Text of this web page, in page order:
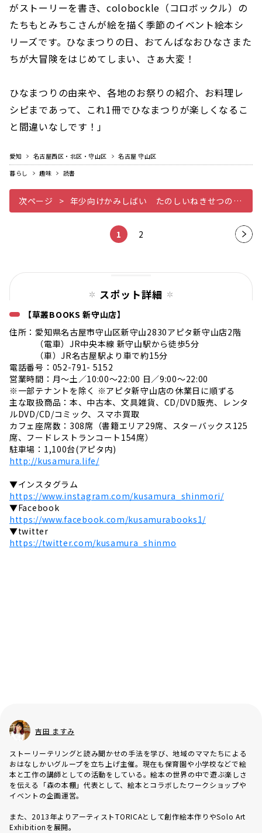
がストーリーを書き、colobockle（コロボックル）の
たちもとみちこさんが絵を描く季節のイベント絵本シ
リーズです。ひなまつりの日、おてんばなおひなさまた
ちが大冒険をはじめてしまい、さぁ大変！
ひなまつりの由来や、各地のお祭りの紹介、お料理レ
シピまであって、これ1冊でひなまつりが楽しくなるこ
と間違いなしです！」
愛知 名古屋西区・北区・守山区
名古屋 守山区
暮らし
趣味 読書
次ページ 年少向けかみしばい たのしいねきせつの行事ポンコちゃんのおひなさま
1 2
次の
スポット詳細
【草叢BOOKS 新守山店】
住所：愛知県名古屋市守山区新守山2830アピタ新守山店2階
（電車）JR中央本線 新守山駅から徒歩5分
（車）JR名古屋駅より車で約15分
電話番号：052-791- 5152
営業時間：月～土／10:00～22:00 日／9:00～22:00
※一部テナントを除く ※アピタ新守山店の休業日に順ずる
主な取扱商品：本、中古本、文具雑貨、CD/DVD販売、レンタ
ルDVD/CD/コミック、スマホ買取
カフェ座席数：308席（書籍エリア29席、スターバックス125
席、フードレストランコート154席）
駐車場：1,100台(アピタ内)
http://kusamura.life/
▼インスタグラム
https://www.instagram.com/kusamura_shinmori/
▼Facebook
https://www.facebook.com/kusamurabooks1/
▼twitter
https://twitter.com/kusamura_shinmo
吉田 ますみ
ストーリーテリングと読み聞かせの手法を学び、地域のママたちによる
おはなしかいグループを立ち上げ主催。現在も保育園や小学校などで絵
本と工作の講師としての活動をしている。絵本の世界の中で遊ぶ楽しさ
を伝える「森の本棚」代表として、絵本とコラボしたワークショップや
イベントの企画運営。
また、2013年よりアーティストTORICAとして創作絵本作りやSolo Art
Exhibitionを展開。